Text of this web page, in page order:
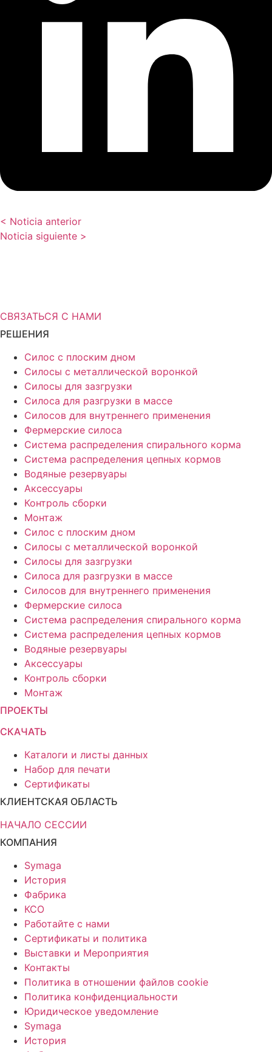
< Noticia anterior
Noticia siguiente >
СВЯЗАТЬСЯ С НАМИ
РЕШЕНИЯ
Силос с плоским дном
Силосы с металлической воронкой
Силосы для зазгрузки
Силоса для разгрузки в массе
Силосов для внутреннего применения
Фермерские силоса
Система распределения спирального корма
Система распределения цепных кормов
Водяные резервуары
Аксессуары
Контроль сборки
Монтаж
Силос с плоским дном
Силосы с металлической воронкой
Силосы для зазгрузки
Силоса для разгрузки в массе
Силосов для внутреннего применения
Фермерские силоса
Система распределения спирального корма
Система распределения цепных кормов
Водяные резервуары
Аксессуары
Контроль сборки
Монтаж
ПРОЕКТЫ
СКАЧАТЬ
Каталоги и листы данных
Набор для печати
Сертификаты
КЛИЕНТСКАЯ ОБЛАСТЬ
НАЧАЛО СЕССИИ
КОМПАНИЯ
Symaga
История
Фабрика
КСО
Работайте с нами
Сертификаты и политика
Выставки и Мероприятия
Контакты
Политика в отношении файлов cookie
Политика конфиденциальности
Юридическое уведомление
Symaga
История